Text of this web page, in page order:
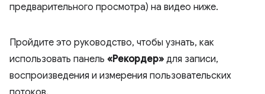
предварительного просмотра) на видео ниже.
Пройдите это руководство, чтобы узнать, как
использовать панель «Рекордер» для записи,
воспроизведения и измерения пользовательских